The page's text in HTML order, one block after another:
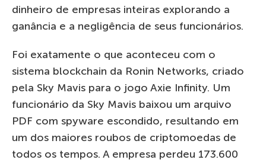
dinheiro de empresas inteiras explorando a
ganância e a negligência de seus funcionários.
Foi exatamente o que aconteceu com o
sistema blockchain da Ronin Networks, criado
pela Sky Mavis para o jogo Axie Infinity. Um
funcionário da Sky Mavis baixou um arquivo
PDF com spyware escondido, resultando em
um dos maiores roubos de criptomoedas de
todos os tempos. A empresa perdeu 173.600